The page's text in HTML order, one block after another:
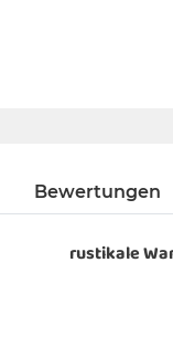
Bewertungen
rustikale